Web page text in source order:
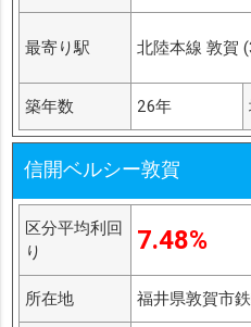
最寄り駅 北陸本線 敦賀
築年数 26年
信開ベルシー敦賀
区分平均利回
り
7.48%
所在地 福井県敦賀市